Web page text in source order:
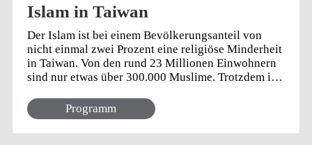
Islam in Taiwan
Der Islam ist bei einem Bevölkerungsanteil von
nicht einmal zwei Prozent eine religiöse Minderheit
in Taiwan. Von den rund 23 Millionen Einwohnern
sind nur etwas über 300.000 Muslime. Trotzdem ist
China auf Taiwan verbunden — und spielt heute
eine wichtige Rolle in Wirtschaft, Gesellschaft und
Politik. RTI-Reporter Julian Thamm hat sich den
Programm